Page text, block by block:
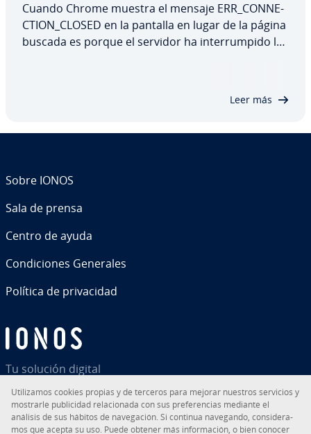
Cuando Chrome muestra el mensaje ERR_CO­N­NE­
C­TION_CLOSED en la pantalla en lugar de la página
buscada es porque el servidor ha in­te­rru­m­pi­do la
Leer más
Tu solución digital
Sobre IONOS
Sala de prensa
Centro de ayuda
Co­n­di­cio­nes Generales
Política de pri­va­ci­dad
Uti­li­za­mos cookies propias y de terceros para mejorar nuestros servicios y
mostrarle pu­bli­ci­dad re­la­cio­na­da con sus pre­fe­re­n­cias mediante el
análisis de sus hábitos de na­ve­ga­ción. Si continua navegando, co­n­si­de­ra­
mos que acepta su uso. Puede obtener más in­fo­r­ma­ción, o bien conocer